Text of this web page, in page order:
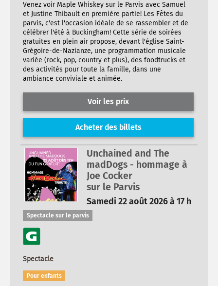
Venez voir Maple Whiskey sur le Parvis avec Samuel
et Justine Thibault en première partie! Les Fêtes du
parvis, c'est l'occasion idéale de se rassembler et de
célébrer l'été à Buckingham! Cette série de soirées
gratuites en plein air propose, devant l'église Saint-
Grégoire-de-Nazianze, une programmation musicale
variée (rock, pop, country et plus), des foodtrucks et
des activités pour toute la famille, dans une
ambiance conviviale et animée.
Voir les prix
Acheter des billets
Unchained and The
madDogs - hommage à
Joe Cocker
sur le Parvis
Samedi 22 août 2026 à 17 h
Spectacle sur le parvis
Spectacle
Pour enfants